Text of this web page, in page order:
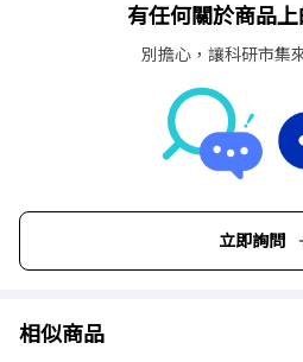
有任何關於商品
別擔心，讓科研市集
立即詢問
相似商品